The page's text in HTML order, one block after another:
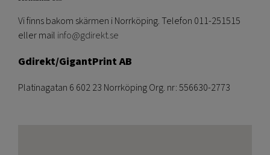
Vi finns bakom skärmen i Norrköping. Telefon 011-251515
eller mail info@gdirekt.se
Gdirekt/GigantPrint AB
Platinagatan 6 602 23 Norrköping Org. nr: 556630-2773